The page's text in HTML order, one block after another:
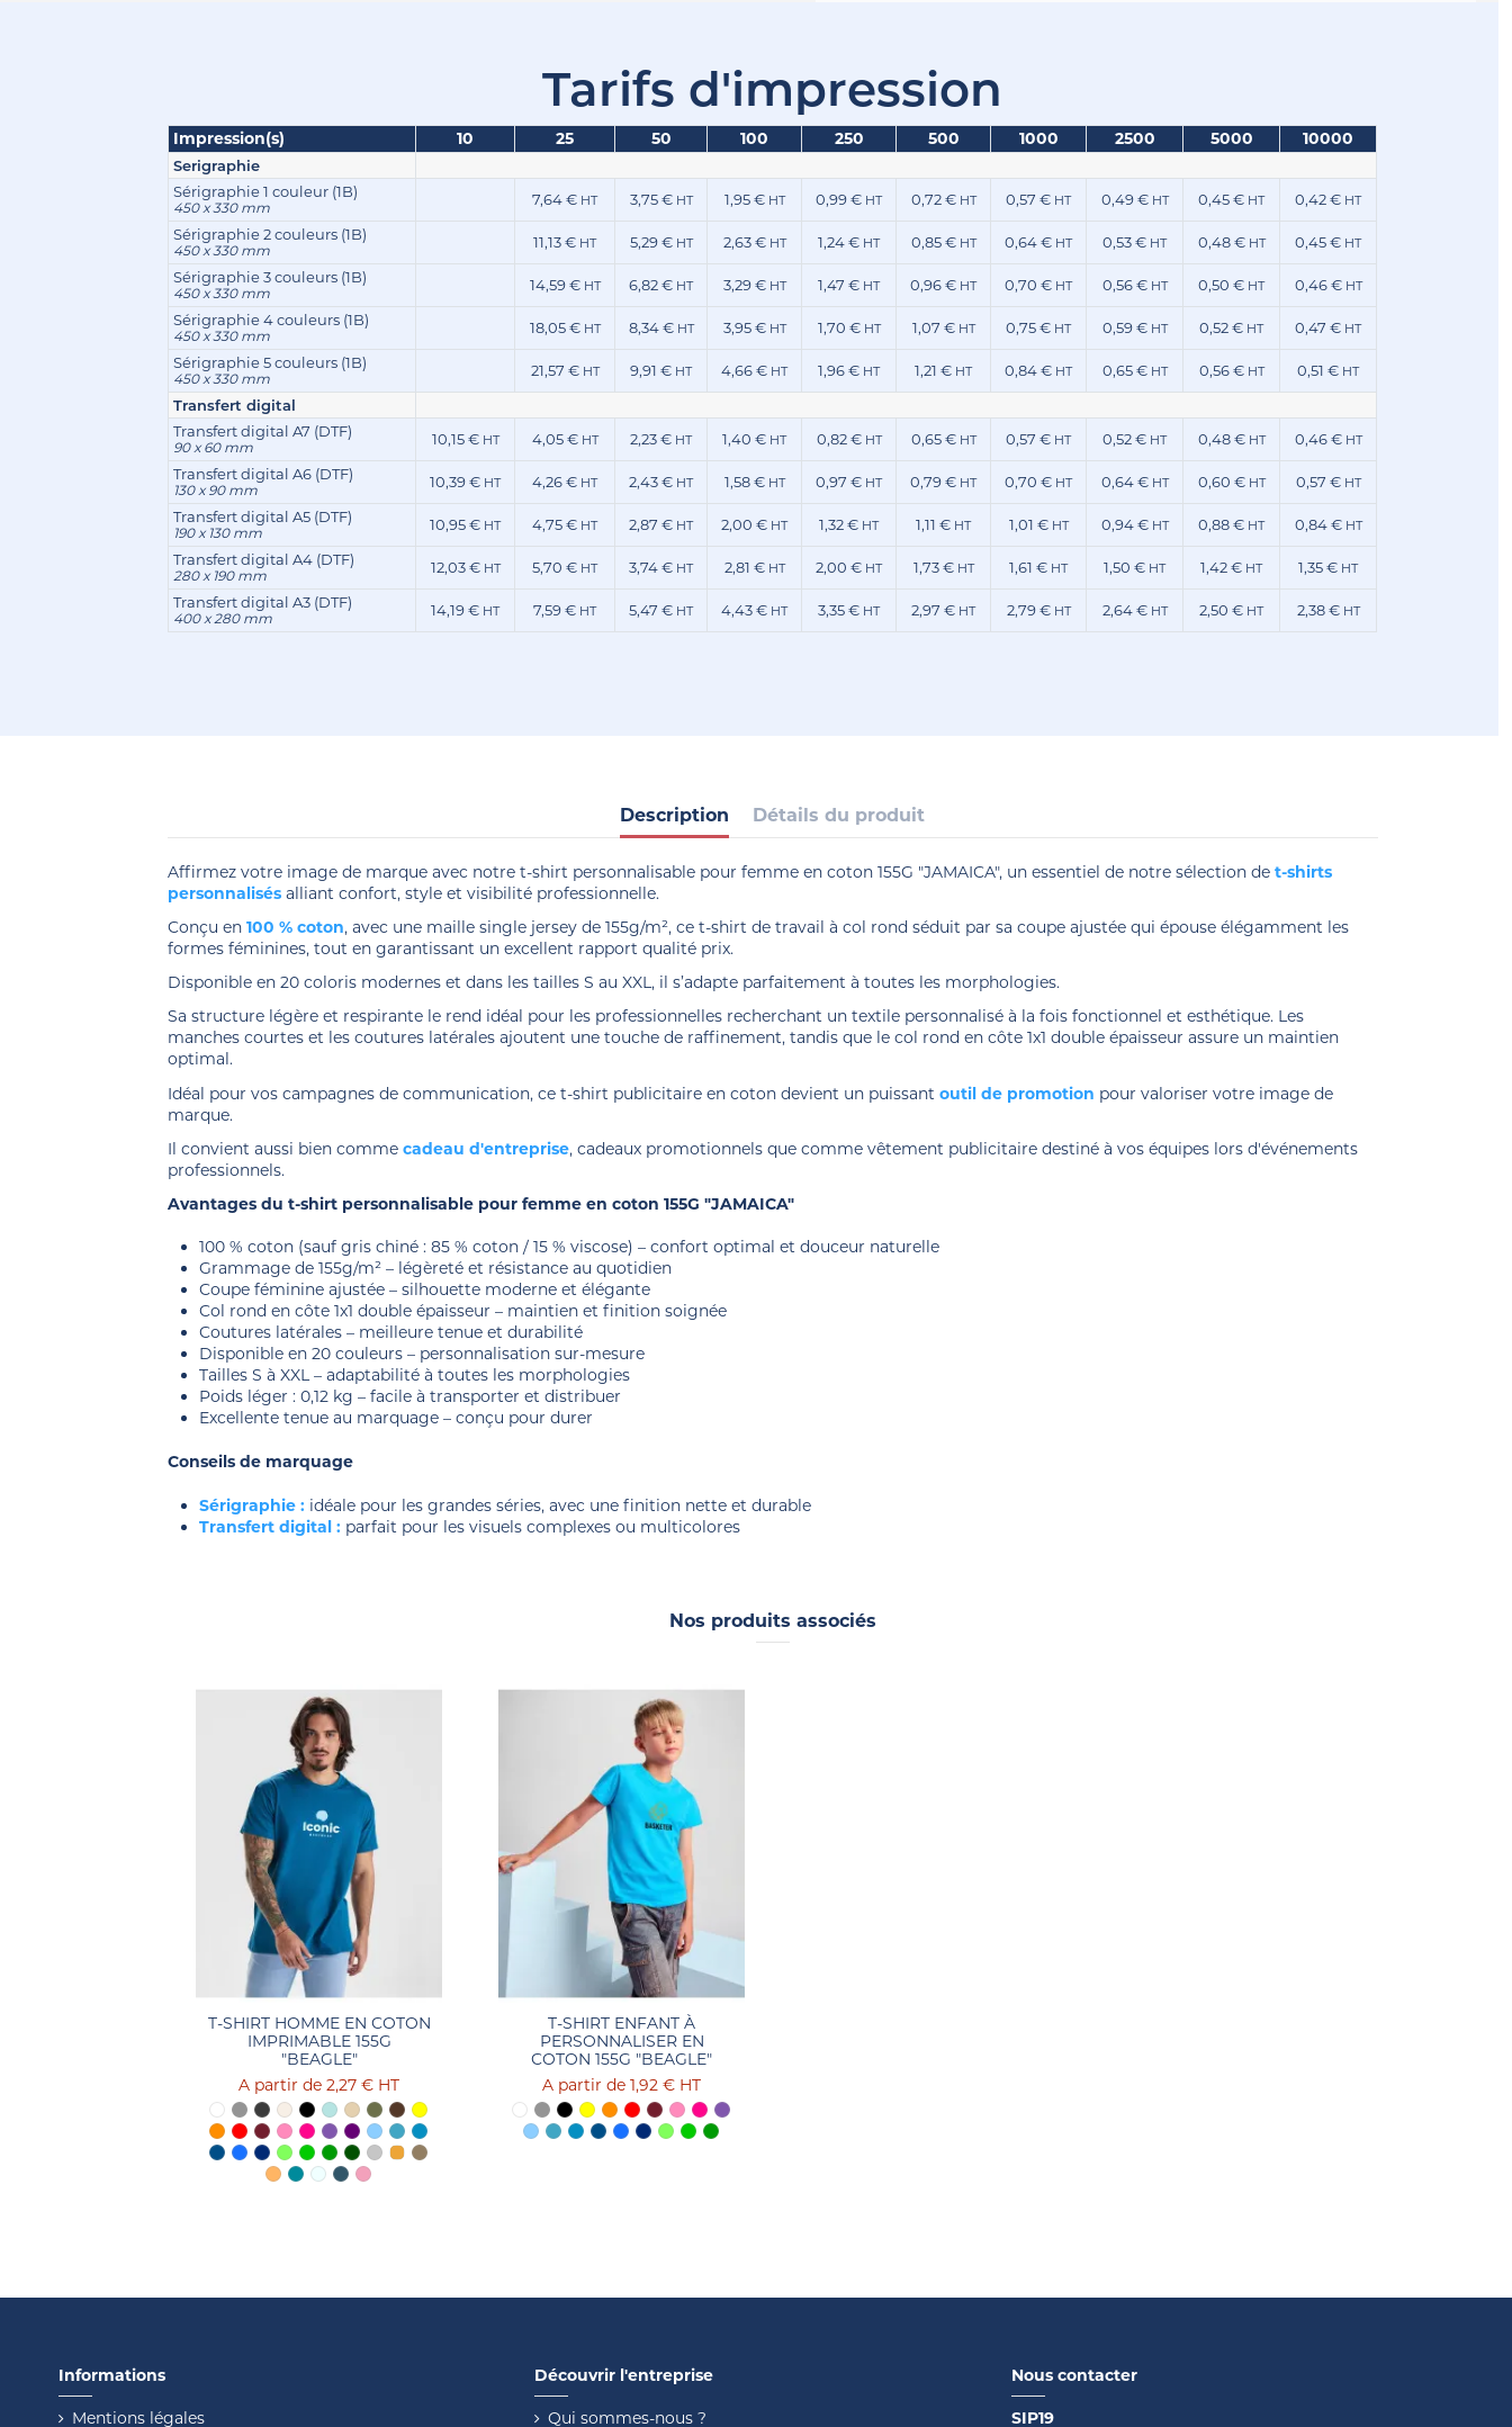
Tarifs d'impression
Impression(s) 10 25 50 100 250 500 1000 2500 5000 10000
Serigraphie
Sérigraphie 1 couleur (1B)
450 x 330 mm 7,64 € HT 3,75 € HT 1,95 € HT 0,99 € HT 0,72 € HT 0,57 € HT 0,49 € HT 0,45 € HT 0,42 € HT
Sérigraphie 2 couleurs (1B)
450 x 330 mm 11,13 € HT 5,29 € HT 2,63 € HT 1,24 € HT 0,85 € HT 0,64 € HT 0,53 € HT 0,48 € HT 0,45 € HT
Sérigraphie 3 couleurs (1B)
450 x 330 mm 14,59 € HT 6,82 € HT 3,29 € HT 1,47 € HT 0,96 € HT 0,70 € HT 0,56 € HT 0,50 € HT 0,46 € HT
Sérigraphie 4 couleurs (1B)
450 x 330 mm 18,05 € HT 8,34 € HT 3,95 € HT 1,70 € HT 1,07 € HT 0,75 € HT 0,59 € HT 0,52 € HT 0,47 € HT
Sérigraphie 5 couleurs (1B)
450 x 330 mm 21,57 € HT 9,91 € HT 4,66 € HT 1,96 € HT 1,21 € HT 0,84 € HT 0,65 € HT 0,56 € HT 0,51 € HT
Transfert digital
Transfert digital A7 (DTF)
90 x 60 mm 10,15 € HT 4,05 € HT 2,23 € HT 1,40 € HT 0,82 € HT 0,65 € HT 0,57 € HT 0,52 € HT 0,48 € HT 0,46 € HT
Transfert digital A6 (DTF)
130 x 90 mm 10,39 € HT 4,26 € HT 2,43 € HT 1,58 € HT 0,97 € HT 0,79 € HT 0,70 € HT 0,64 € HT 0,60 € HT 0,57 € HT
Transfert digital A5 (DTF)
190 x 130 mm 10,95 € HT 4,75 € HT 2,87 € HT 2,00 € HT 1,32 € HT 1,11 € HT 1,01 € HT 0,94 € HT 0,88 € HT 0,84 € HT
Transfert digital A4 (DTF)
280 x 190 mm 12,03 € HT 5,70 € HT 3,74 € HT 2,81 € HT 2,00 € HT 1,73 € HT 1,61 € HT 1,50 € HT 1,42 € HT 1,35 € HT
Transfert digital A3 (DTF)
400 x 280 mm 14,19 € HT 7,59 € HT 5,47 € HT 4,43 € HT 3,35 € HT 2,97 € HT 2,79 € HT 2,64 € HT 2,50 € HT 2,38 € HT
Description Détails du produit
Affirmez votre image de marque avec notre t-shirt personnalisable pour femme en coton 155G "JAMAICA", un essentiel de notre sélection det-shirts
personnalisés alliant confort, style et visibilité professionnelle.
Conçu en100 % coton, avec une maille single jersey de 155g/m², ce t-shirt de travail à col rond séduit par sa coupe ajustée qui épouse élégamment les
formes féminines, tout en garantissant un excellent rapport qualité prix.
Disponible en 20 coloris modernes et dans les tailles S au XXL, il s’adapte parfaitement à toutes les morphologies.
Sa structure légère et respirante le rend idéal pour les professionnelles recherchant un textile personnalisé à la fois fonctionnel et esthétique. Les
manches courtes et les coutures latérales ajoutent une touche de raffinement, tandis que le col rond en côte 1x1 double épaisseur assure un maintien
optimal.
Idéal pour vos campagnes de communication, ce t-shirt publicitaire en coton devient un puissantoutil de promotion pour valoriser votre image de
marque.
Il convient aussi bien commecadeau d'entreprise, cadeaux promotionnels que comme vêtement publicitaire destiné à vos équipes lors d'événements
professionnels.
Avantages du t-shirt personnalisable pour femme en coton 155G "JAMAICA"
100 % coton (sauf gris chiné : 85 % coton / 15 % viscose) – confort optimal et douceur naturelle
Grammage de 155g/m² – légèreté et résistance au quotidien
Coupe féminine ajustée – silhouette moderne et élégante
Col rond en côte 1x1 double épaisseur – maintien et finition soignée
Coutures latérales – meilleure tenue et durabilité
Disponible en 20 couleurs – personnalisation sur-mesure
Tailles S à XXL – adaptabilité à toutes les morphologies
Poids léger : 0,12 kg – facile à transporter et distribuer
Excellente tenue au marquage – conçu pour durer
Conseils de marquage
Sérigraphie : idéale pour les grandes séries, avec une finition nette et durable
Transfert digital : parfait pour les visuels complexes ou multicolores
Nos produits associés
T-SHIRT HOMME EN COTON
IMPRIMABLE 155G
"BEAGLE"
2,27 € HT
T-SHIRT ENFANT À
PERSONNALISER EN
COTON 155G "BEAGLE"
1,92 € HT
Informations
Mentions légales
Découvrir l'entreprise
Qui sommes-nous ?
Nous contacter
SIP19